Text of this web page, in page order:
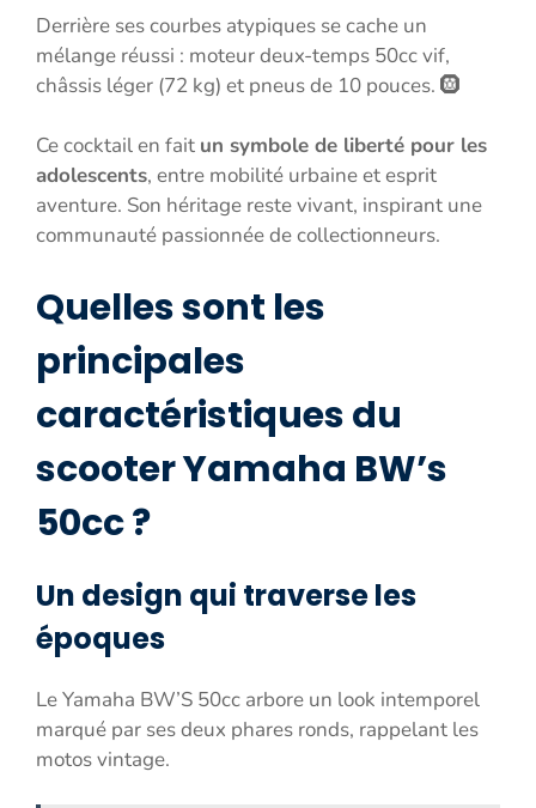
Derrière ses courbes atypiques se cache un
mélange réussi : moteur deux-temps 50cc vif,
châssis léger (72 kg) et pneus de 10 pouces. 🛞
Ce cocktail en fait un symbole de liberté pour les
adolescents, entre mobilité urbaine et esprit
aventure. Son héritage reste vivant, inspirant une
communauté passionnée de collectionneurs.
Quelles sont les
principales
caractéristiques du
scooter Yamaha BW’s
50cc ?
Un design qui traverse les
époques
Le Yamaha BW’S 50cc arbore un look intemporel
marqué par ses deux phares ronds, rappelant les
motos vintage.